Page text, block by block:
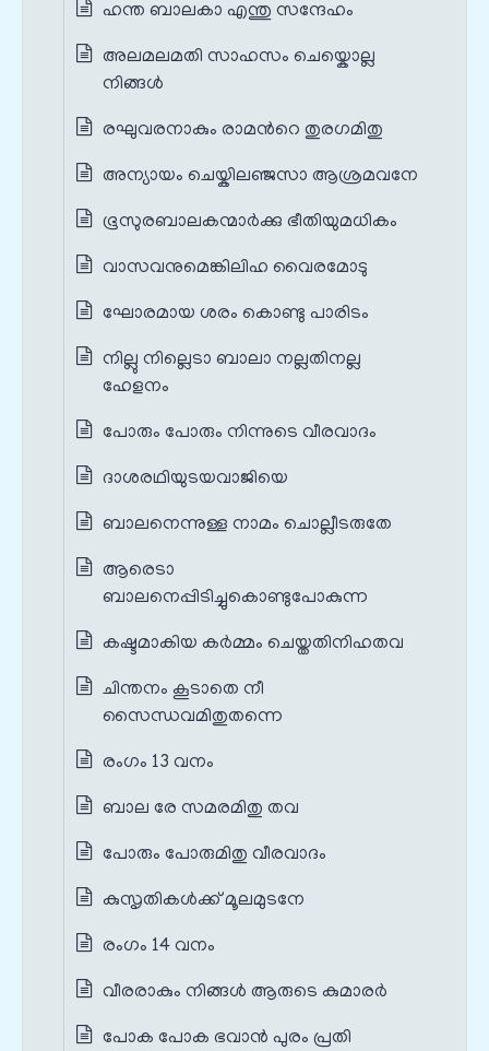
ഹന്ത ബാലകാ എന്തു സന്ദേഹം
അലമലമതി സാഹസം ചെയ്കൊല്ല
നിങ്ങള്‍
രഘുവരനാകും രാമന്‍റെ തുരഗമിതു
അന്യായം ചെയ്കിലഞ്ജസാ ആശ്രമവനേ
ഭൂസുരബാലകന്മാര്‍ക്കു ഭീതിയുമധികം
വാസവനുമെങ്കിലിഹ വൈരമോടു
ഘോരമായ ശരം കൊണ്ടു പാരിടം
നില്ലു നില്ലെടാ ബാലാ നല്ലതിനല്ല
ഹേളനം
പോരും പോരും നിന്നുടെ വീരവാദം
ദാശരഥിയുടയവാജിയെ
ബാലനെന്നുള്ള നാമം ചൊല്ലീടരുതേ
ആരെടാ
ബാലനെപ്പിടിച്ചുകൊണ്ടുപോകുന്ന
കഷ്ടമാകിയ കര്‍മ്മം ചെയ്തതിനിഹതവ
ചിന്തനം കൂടാതെ നീ
സൈന്ധവമിതുതന്നെ
രംഗം 13 വനം
ബാല രേ സമരമിതു തവ
പോരും പോരുമിതു വീരവാദം
കുസൃതികള്‍ക്ക് മൂലമുടനേ
രംഗം 14 വനം
വീരരാകും നിങ്ങള്‍ ആരുടെ കുമാരര്‍
പോക പോക ഭവാന്‍ പുരം പ്രതി